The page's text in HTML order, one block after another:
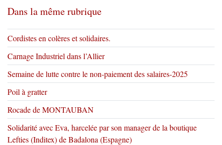
Dans la même rubrique
Cordistes en colères et solidaires.
Carnage Industriel dans l’Allier
Semaine de lutte contre le non-paiement des salaires-2025
Poil à gratter
Rocade de MONTAUBAN
Solidarité avec Eva, harcelée par son manager de la boutique
Lefties (Inditex) de Badalona (Espagne)